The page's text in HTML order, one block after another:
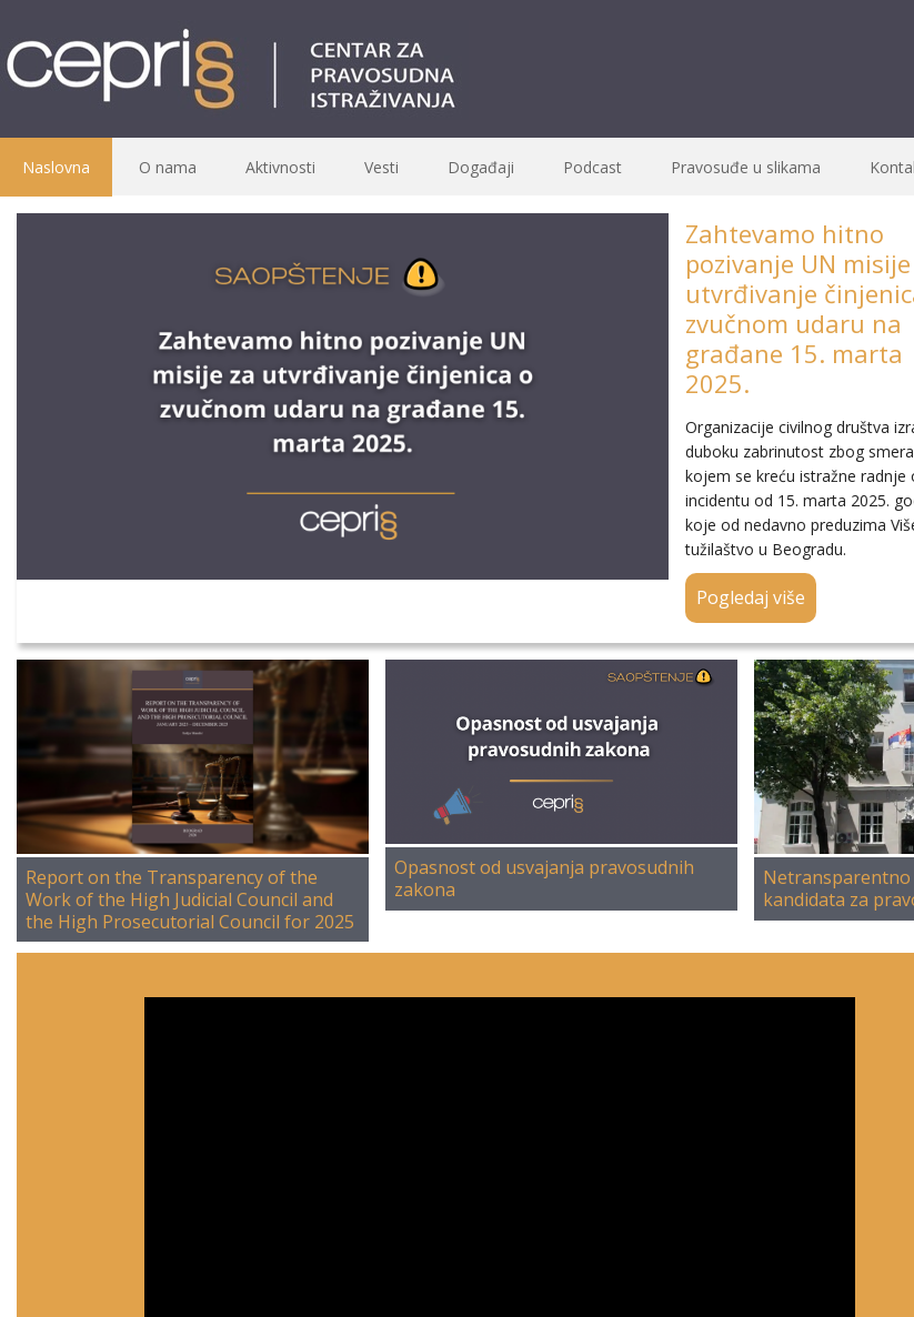
Naslovna O nama Aktivnosti Vesti Događaji Podcast Pravosuđe u slikama
Zahtevamo hitno
pozivanje UN misije
utvrđivanje
zvučnom udaru na
građane 15. marta
2025.
Organizacije civilnog društva
duboku zabrinutost zbog
kojem se kreću istražne radnje
incidentu od 15. marta 2025.
koje od nedavno preduzima
tužilaštvo u Beogradu.
Pogledaj više
Report on the Transparency of the
Work of the High Judicial Council and
the High Prosecutorial Council for 2025
Opasnost od usvajanja pravosudnih
zakona
kandidata za